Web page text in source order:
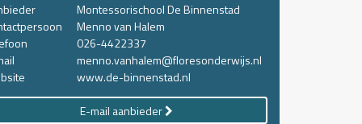
Montessorischool De Binnenstad
Menno van Halem
026-4422337
menno.vanhalem@floresonderwijs.nl
www.de-binnenstad.nl
E-mail aanbieder